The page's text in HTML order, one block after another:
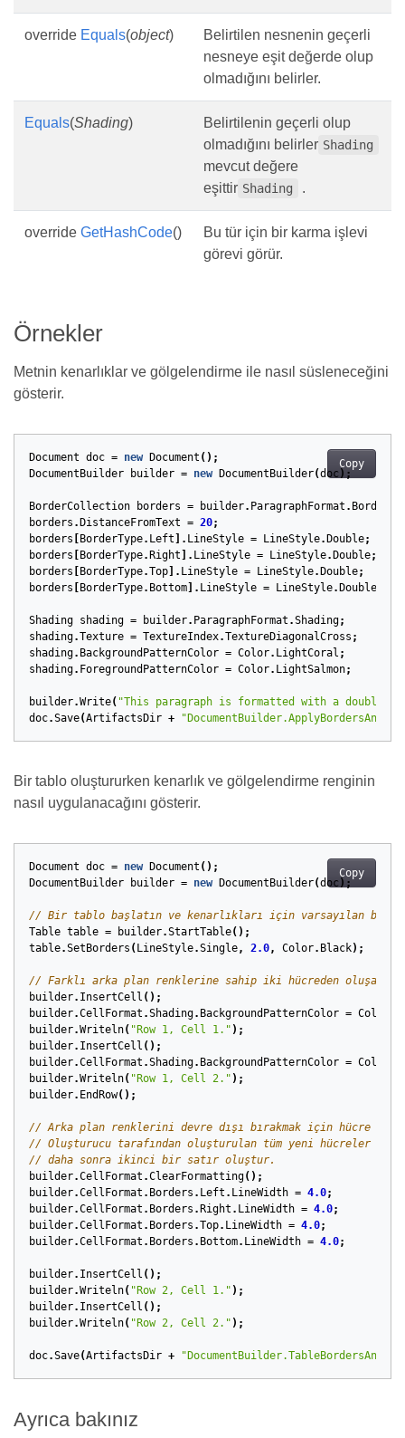
override Equals(object)
Belirtilen nesnenin geçerli
nesneye eşit değerde olup
olmadığını belirler.
Equals(Shading)
Belirtilenin geçerli olup
olmadığını belirler Shading
mevcut değere
eşittir Shading .
override GetHashCode()
Bu tür için bir karma işlevi
görevi görür.
Örnekler
Metnin kenarlıklar ve gölgelendirme ile nasıl süsleneceğini
gösterir.
Copy
Document doc = new Document ();
DocumentBuilder
builder = new DocumentBuilder(doc );
BorderCollection borders = builder. ParagraphFormat . Borders
borders . DistanceFromText = 20;
borders
BorderType. Left ]. LineStyle = LineStyle. Double;
borders
BorderType. Right ]. LineStyle = LineStyle. Double;
borders
BorderType.Top ]. LineStyle = LineStyle. Double;
borders
BorderType. Bottom ]. LineStyle = LineStyle. Double
Shading shading = builder. ParagraphFormat .Shading;
shading.Texture = TextureIndex.TextureDiagonalCross ;
shading. BackgroundPatternColor = Color. LightCoral ;
shading. ForegroundPatternColor = Color. LightSalmon;
builder.Write( "This paragraph is formatted with a double
doc.Save(ArtifactsDir +
Bir tablo oluştururken kenarlık ve gölgelendirme renginin
nasıl uygulanacağını gösterir.
Copy
Document doc = new Document ();
DocumentBuilder
builder = new DocumentBuilder(doc );
// Bir tablo başlatın ve kenarlıkları için varsayılan bir
Table table = builder.StartTable();
table.SetBorders ( LineStyle.Single, 2.0, Color. Black);
// Farklı arka plan renklerine sahip iki hücreden oluşan
builder. InsertCell ();
builder.CellFormat .Shading. BackgroundPatternColor = Color
builder.Writeln( "Row 1, Cell 1." );
builder. InsertCell ();
builder.CellFormat .Shading. BackgroundPatternColor = Color
builder.Writeln( "Row 1, Cell 2." );
builder. EndRow();
// Arka plan renklerini devre dışı bırakmak için hücre
// Oluşturucu tarafından oluşturulan tüm yeni hücreler
// daha sonra ikinci bir satır oluştur.
builder.CellFormat .ClearFormatting();
builder.CellFormat . Borders . Left . LineWidth = 4.0;
builder.CellFormat . Borders . Right . LineWidth = 4.0;
builder.CellFormat . Borders .Top. LineWidth = 4.0;
builder.CellFormat . Borders . Bottom. LineWidth = 4.0;
builder. InsertCell ();
builder.Writeln( "Row 2, Cell 1." );
builder. InsertCell ();
builder.Writeln( "Row 2, Cell 2." );
doc.Save(ArtifactsDir +
Ayrıca bakınız